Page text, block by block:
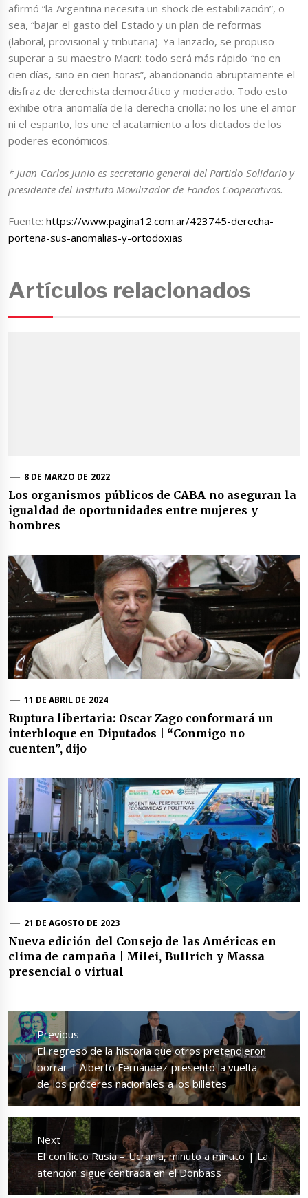
afirmó “la Argentina necesita un shock de estabilización”, o
sea, “bajar el gasto del Estado y un plan de reformas
(laboral, provisional y tributaria). Ya lanzado, se propuso
superar a su maestro Macri: todo será más rápido “no en
cien días, sino en cien horas”, abandonando abruptamente el
disfraz de derechista democrático y moderado. Todo esto
exhibe otra anomalía de la derecha criolla: no los une el amor
ni el espanto, los une el acatamiento a los dictados de los
poderes económicos.
* Juan Carlos Junio es secretario general del Partido Solidario y
presidente del Instituto Movilizador de Fondos Cooperativos.
Fuente:https://www.pagina12.com.ar/423745-derecha-
portena-sus-anomalias-y-ortodoxias
Artículos relacionados
8 DE MARZO DE 2022
Los organismos públicos de CABA no aseguran la
igualdad de oportunidades entre mujeres y
hombres
11 DE ABRIL DE 2024
Ruptura libertaria: Oscar Zago conformará un
interbloque en Diputados | “Conmigo no
cuenten”, dijo
21 DE AGOSTO DE 2023
Nueva edición del Consejo de las Américas en
clima de campaña | Milei, Bullrich y Massa
presencial o virtual
Navegación
de
entradas
Previous
Previous
post:
El regreso de la historia que otros pretendieron
borrar | Alberto Fernández presentó la vuelta
de los próceres nacionales a los billetes
Next
Next
post:
El conflicto Rusia – Ucrania, minuto a minuto | La
atención sigue centrada en el Donbass